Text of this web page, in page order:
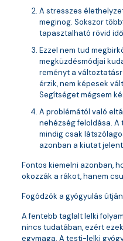
A stresszes
meginog. Sokszor
tapasztalható rövid
Ezzel nem tud
megküzdésmódjai
reményt a
érzik, nem képesek
Segítséget mégsem
A problémától való
nehézség feloldása.
mindig csak
azonban a kiutat
Fontos kiemelni azonban,
okozzák a rákot, hanem
Fogódzók a gyógyulás
A fentebb taglalt lelki
nincs tudatában, ezért
egymaga. A testi-lelki